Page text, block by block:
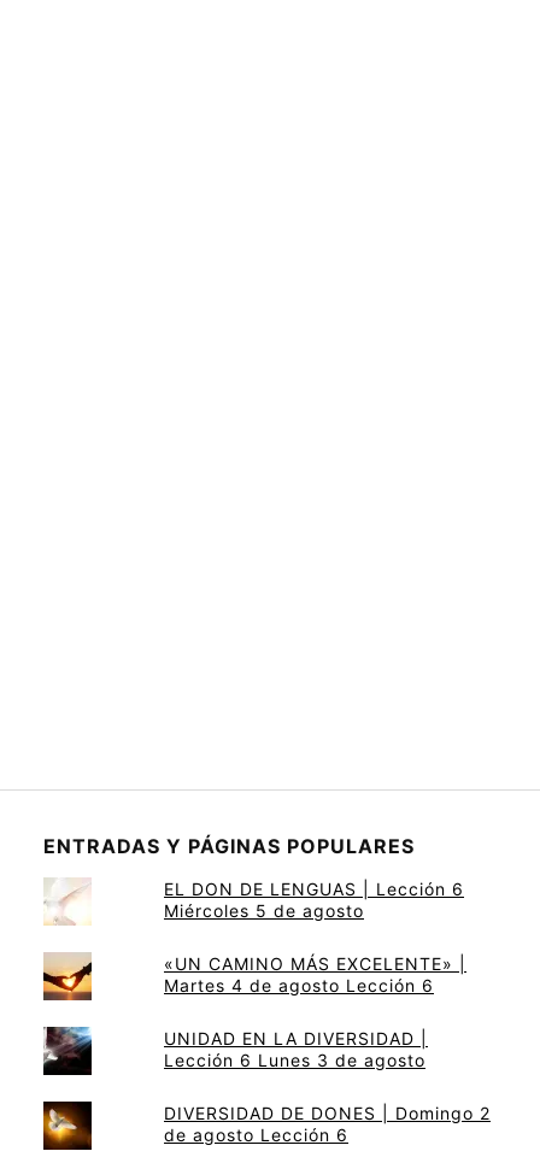
ENTRADAS Y PÁGINAS POPULARES
EL DON DE LENGUAS | Lección 6
Miércoles 5 de agosto
«UN CAMINO MÁS EXCELENTE» |
Martes 4 de agosto Lección 6
UNIDAD EN LA DIVERSIDAD |
Lección 6 Lunes 3 de agosto
DIVERSIDAD DE DONES | Domingo 2
de agosto Lección 6